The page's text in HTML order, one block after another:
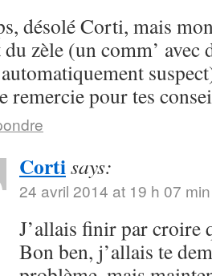
désolé Corti, mais
zèle (un comm’ avec
remercie pour tes
Cortisays:
24 avril 2014 at 19 h 07 min
J’allais finir par croire
Bon ben, j’allais te